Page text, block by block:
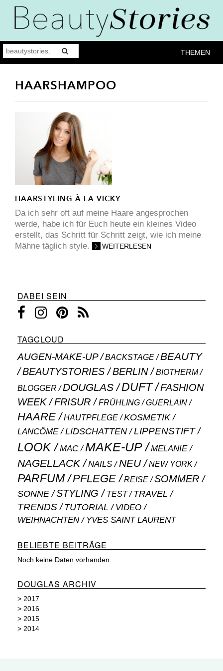
THEMEN
HAARSHAMPOO
HAARSTYLING À LA VICKY
Da ich sehr oft auf meine Haare angesprochen
werde, habe ich für Euch heute ein kleines Video
erstellt, das Schritt für Schritt zeigt, wie ich meine
Mähne täglich style.
WEITERLESEN
DABEI SEIN
TAGCLOUD
AUGEN-MAKE-UP BACKSTAGE BEAUTY
BEAUTYSTORIES BERLIN
BIOTHERM
BLOGGER
DOUGLAS DUFT
FASHION
WEEK
FRISUR FRÜHLING GUERLAIN
HAARE HAUTPFLEGE
KOSMETIK
LANCÔME
LIDSCHATTEN LIPPENSTIFT
LOOK MAC MAKE-UP MELANIE
NAGELLACK NAILS NEU NEW YORK
PARFUM PFLEGE REISE SOMMER
SONNE STYLING TEST TRAVEL
TRENDS TUTORIAL VIDEO
WEIHNACHTEN YVES SAINT LAURENT
BELIEBTE BEITRÄGE
Noch keine Daten vorhanden.
DOUGLAS ARCHIV
> 2017
> 2016
> 2015
> 2014